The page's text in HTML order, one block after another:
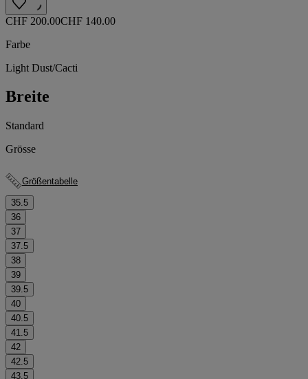
CHF 200.00CHF 140.00
Farbe
Light Dust/Cacti
Breite
Standard
Grösse
Größentabelle
35.5
36
37
37.5
38
39
39.5
40
40.5
41.5
42
42.5
43.5